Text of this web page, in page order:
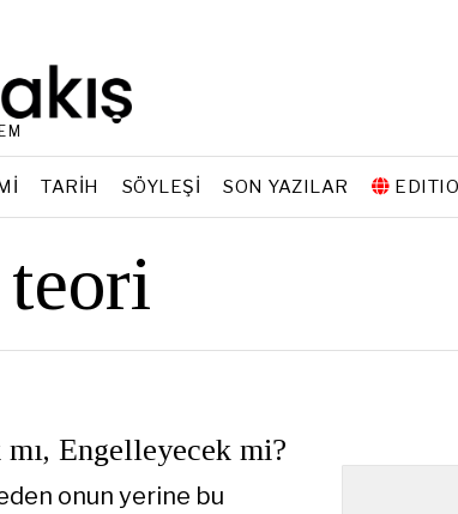
TARIH SÖYLEŞI SON YAZILAR
Engelleyecek mi?
onun yerine bu